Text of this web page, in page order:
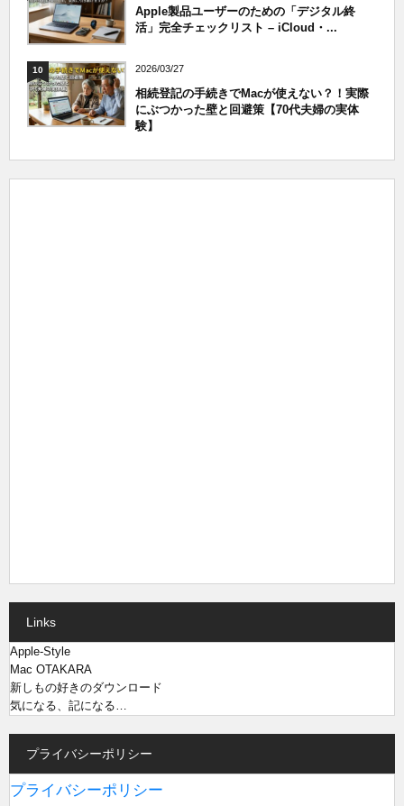
Apple製品ユーザーのための「デジタル終
活」完全チェックリスト – iCloud・...
10 2026/03/27
相続登記の手続きでMacが使えない？！実際
にぶつかった壁と回避策【70代夫婦の実体
験】
Links
Apple-Style
Mac OTAKARA
新しもの好きのダウンロード
気になる、記になる…
プライバシーポリシー
プライバシーポリシー